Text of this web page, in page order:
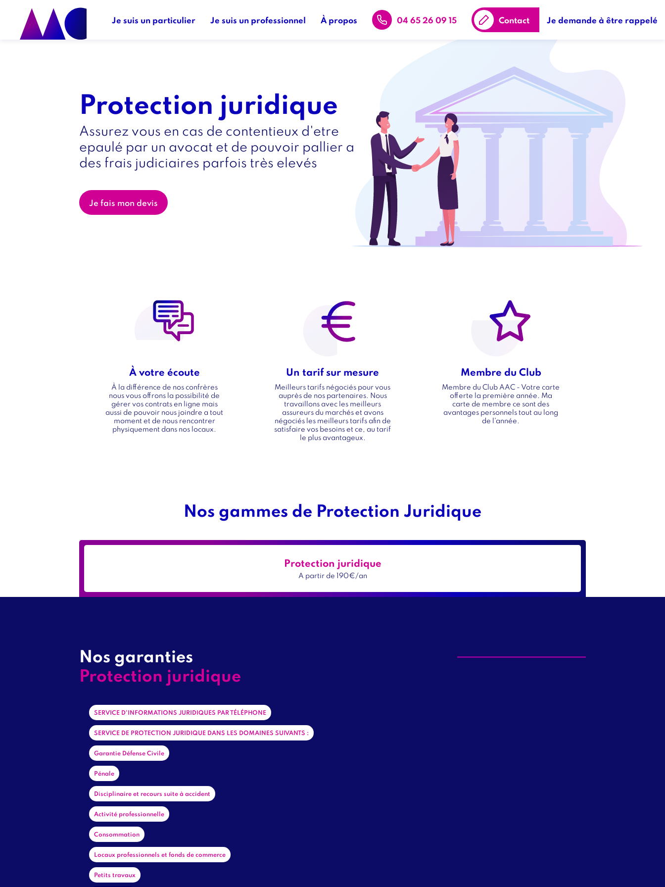
navigation
principal
Je suis un particulier Je suis un professionnel À propos 04 65 26 09 15 Contact Je demande à être rappelé
Titre
intro
Protection juridique
Texte
intro
Assurez vous en cas de contentieux d'etre
epaulé par un avocat et de pouvoir pallier a
des frais judiciaires parfois très elevés
Lien
introJe fais mon devis
Paragraphe
intro
Image
Image
Titre
À votre écoute
Texte
À la différence de nos confrères
nous vous offrons la possibilité de
gérer vos contrats en ligne mais
aussi de pouvoir nous joindre a tout
moment et de nous rencontrer
physiquement dans nos locaux.
Image
Image
Titre
Un tarif sur mesure
Texte
Meilleurs tarifs négociés pour vous
auprès de nos partenaires. Nous
travaillons avec les meilleurs
assureurs du marchés et avons
négociés les meilleurs tarifs afin de
satisfaire vos besoins et ce, au tarif
le plus avantageux.
Image
Image
Titre
Membre du Club
Texte
Membre du Club AAC - Votre carte
offerte la première année. Ma
carte de membre ce sont des
avantages personnels tout au long
de l'année.
Titre
1
Nos gammes de Protection Juridique
Titre
Protection juridique
Sous
A partir de 190€/an
Titre
Protection juridique
Garanties
SERVICE D'INFORMATIONS JURIDIQUES PAR TÉLÉPHONE
SERVICE DE PROTECTION JURIDIQUE DANS LES DOMAINES SUIVANTS :
Garantie Défense Civile
Pénale
Disciplinaire et recours suite à accident
Activité professionnelle
Consommation
Locaux professionnels et fonds de commerce
Petits travaux